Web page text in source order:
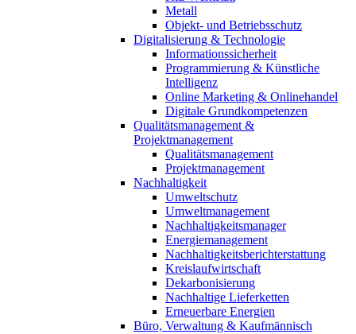
Metall
Objekt- und Betriebsschutz
Digitalisierung & Technologie
Informationssicherheit
Programmierung & Künstliche
Intelligenz
Online Marketing & Onlinehandel
Digitale Grundkompetenzen
Qualitätsmanagement &
Projektmanagement
Qualitätsmanagement
Projektmanagement
Nachhaltigkeit
Umweltschutz
Umweltmanagement
Nachhaltigkeitsmanager
Energiemanagement
Nachhaltigkeitsberichterstattung
Kreislaufwirtschaft
Dekarbonisierung
Nachhaltige Lieferketten
Erneuerbare Energien
Büro, Verwaltung & Kaufmännisch